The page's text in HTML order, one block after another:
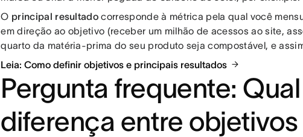
O principal resultado corresponde à métrica pela qual você
em direção ao objetivo (receber um milhão de acessos ao site,
quarto da matéria-prima do seu produto seja compostável, e
Leia: Como definir objetivos e principais resultados
Pergunta frequente:
diferença entre objetivos